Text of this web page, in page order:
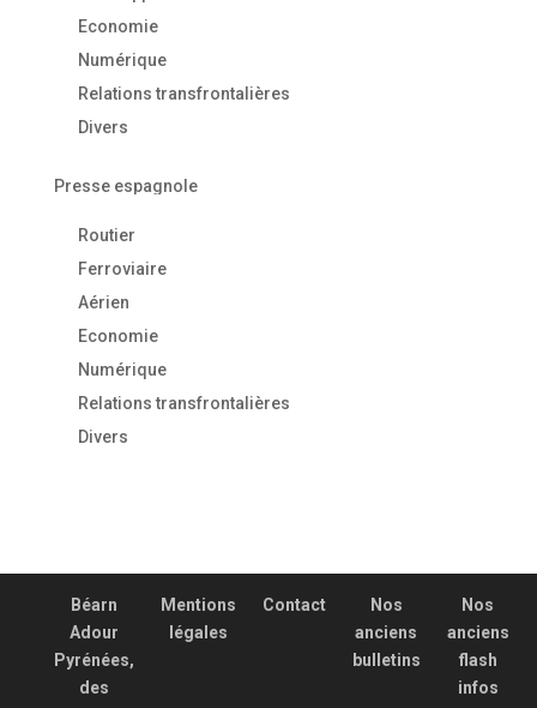
Economie
Numérique
Relations transfrontalières
Divers
Presse espagnole
Routier
Ferroviaire
Aérien
Economie
Numérique
Relations transfrontalières
Divers
Béarn
Adour
Pyrénées,
des
Mentions
légales
Contact
Nos
anciens
bulletins
Nos
anciens
flash
infos